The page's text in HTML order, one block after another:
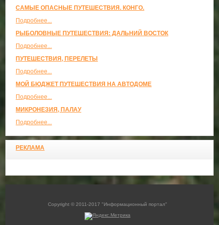
САМЫЕ ОПАСНЫЕ ПУТЕШЕСТВИЯ. КОНГО.
Подробнее...
РЫБОЛОВНЫЕ ПУТЕШЕСТВИЯ: ДАЛЬНИЙ ВОСТОК
Подробнее...
ПУТЕШЕСТВИЯ, ПЕРЕЛЕТЫ
Подробнее...
МОЙ БЮДЖЕТ ПУТЕШЕСТВИЯ НА АВТОДОМЕ
Подробнее...
МИКРОНЕЗИЯ, ПАЛАУ
Подробнее...
РЕКЛАМА
Copyright © 2011-2017 "Информационный портал"